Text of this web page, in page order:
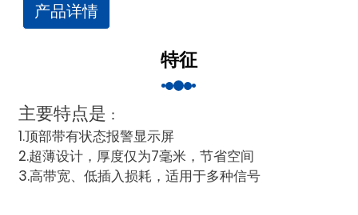
产品详情
特征
主要特点是 ：
1.顶部带有状态报警显示屏
2.超薄设计，厚度仅为7毫米，节省空间
3.高带宽、低插入损耗，适用于多种信号